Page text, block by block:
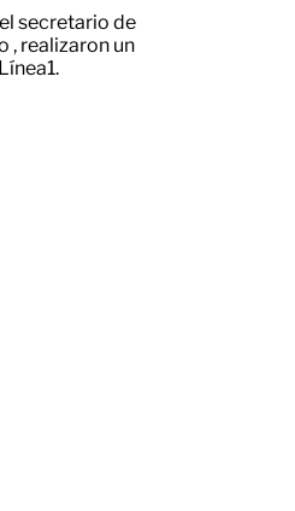
secretario de
, realizaron un
.